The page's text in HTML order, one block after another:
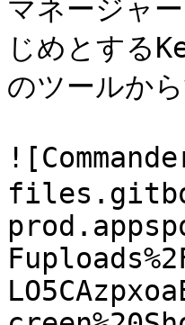
マネージャ
じめとする
のツールか